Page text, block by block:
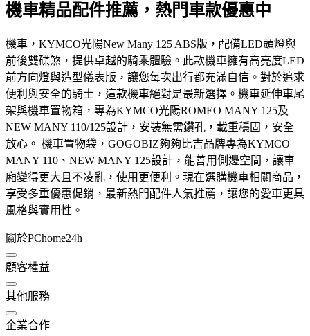
機車精品配件推薦，熱門車款優惠中
機車，KYMCO光陽New Many 125 ABS版，配備LED頭燈與
前後雙碟煞，提供卓越的騎乘體驗。此款機車擁有高亮度LED
前方向燈與造型儀表版，讓您每次出行都充滿自信。對於追求
便利與安全的騎士，這款機車絕對是最新選擇。機車延伸車尾
架與機車置物箱，專為KYMCO光陽ROMEO MANY 125及
NEW MANY 110/125設計，安裝無需鑽孔，載重穩固，安全
放心。 機車置物袋，GOGOBIZ夠夠比吉品牌專為KYMCO
MANY 110、NEW MANY 125設計，能善用側邊空間，讓車
廂變得更大且不凌亂，使用更便利。現在選購機車相關商品，
享受多重優惠促銷，最新熱門配件人氣推薦，讓您的愛車更具
風格與實用性。
關於PChome24h
顧客權益
其他服務
企業合作